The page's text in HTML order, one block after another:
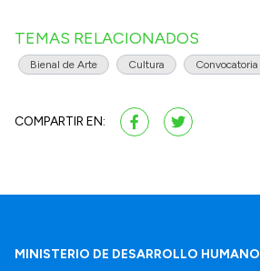
TEMAS RELACIONADOS
Bienal de Arte Cultura Convocatoria
COMPARTIR EN:
MINISTERIO DE DESARROLLO HUMANO